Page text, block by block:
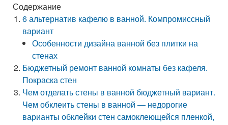
Содержание
6 альтернатив кафелю в ванной. Компромиссный
вариант
Особенности дизайна ванной без плитки на
стенах
Бюджетный ремонт ванной комнаты без кафеля.
Покраска стен
Чем отделать стены в ванной бюджетный вариант.
Чем обклеить стены в ванной — недорогие
варианты обклейки стен самоклеющейся пленкой,